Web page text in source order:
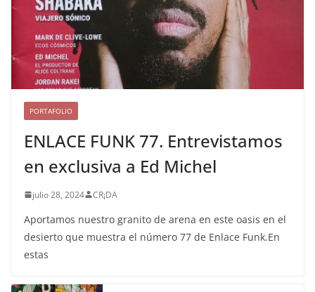
PORTAFOLIO
ENLACE FUNK 77. Entrevistamos
en exclusiva a Ed Michel
julio 28, 2024 CR¡DA
Aportamos nuestro granito de arena en este oasis en el
desierto que muestra el número 77 de Enlace Funk.En
estas